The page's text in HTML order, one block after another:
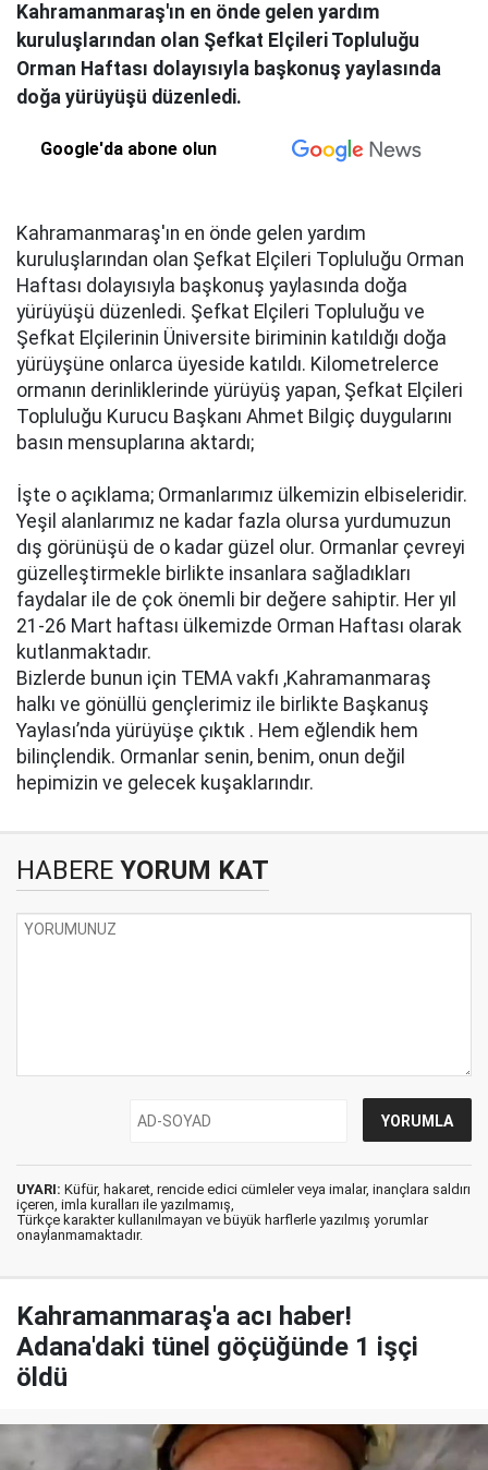
Kahramanmaraş'ın en önde gelen yardım
kuruluşlarından olan Şefkat Elçileri Topluluğu
Orman Haftası dolayısıyla başkonuş yaylasında
doğa yürüyüşü düzenledi.
Google'da abone olun
Kahramanmaraş'ın en önde gelen yardım
kuruluşlarından olan Şefkat Elçileri Topluluğu Orman
Haftası dolayısıyla başkonuş yaylasında doğa
yürüyüşü düzenledi. Şefkat Elçileri Topluluğu ve
Şefkat Elçilerinin Üniversite biriminin katıldığı doğa
yürüyşüne onlarca üyeside katıldı. Kilometrelerce
ormanın derinliklerinde yürüyüş yapan, Şefkat Elçileri
Topluluğu Kurucu Başkanı Ahmet Bilgiç duygularını
basın mensuplarına aktardı;
İşte o açıklama; Ormanlarımız ülkemizin elbiseleridir.
Yeşil alanlarımız ne kadar fazla olursa yurdumuzun
dış görünüşü de o kadar güzel olur. Ormanlar çevreyi
güzelleştirmekle birlikte insanlara sağladıkları
faydalar ile de çok önemli bir değere sahiptir. Her yıl
21-26 Mart haftası ülkemizde Orman Haftası olarak
kutlanmaktadır.
Bizlerde bunun için TEMA vakfı ,Kahramanmaraş
halkı ve gönüllü gençlerimiz ile birlikte Başkanuş
Yaylası’nda yürüyüşe çıktık . Hem eğlendik hem
bilinçlendik. Ormanlar senin, benim, onun değil
hepimizin ve gelecek kuşaklarındır.
HABERE YORUM KAT
UYARI: Küfür, hakaret, rencide edici cümleler veya imalar, inançlara saldırı
içeren, imla kuralları ile yazılmamış,
Türkçe karakter kullanılmayan ve büyük harflerle yazılmış yorumlar
onaylanmamaktadır.
Kahramanmaraş'a acı haber!
Adana'daki tünel göçüğünde 1 işçi
öldü